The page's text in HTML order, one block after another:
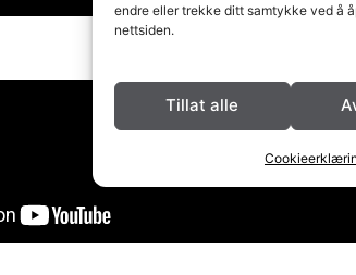
endre eller trekke ditt samtykke ved å
nettsiden.
Tillat alle